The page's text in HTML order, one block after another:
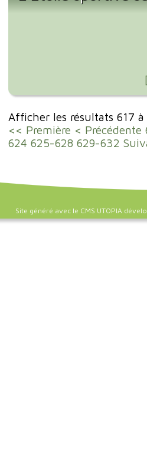
Afficher les résultats 617
<< Première < Précédente
624 625-628 629-632
Site généré avec le CMS UTOPIA